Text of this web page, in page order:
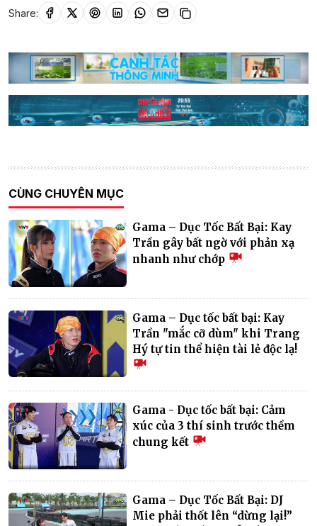
Share:
CÙNG CHUYÊN MỤC
Gama – Dục Tốc Bất Bại: Kay
Trần gây bất ngờ với phản xạ
nhanh như chớp
Gama – Dục tốc bất bại: Kay
Trần "mắc cỡ dùm" khi Trang
Hý tự tin thể hiện tài lẻ độc lạ!
Gama - Dục tốc bất bại: Cảm
xúc của 3 thí sinh trước thềm
chung kết
Gama – Dục Tốc Bất Bại: DJ
Mie phải thốt lên “dừng lại!”